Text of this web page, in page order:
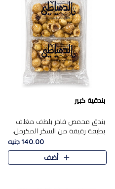
بندقية كبير
بندق محمص فاخر بلطف مغلف
بطبقة رقيقة من السكر المكرمل،
يجمع بين النكهة الغنية ناتي
والقرمشة الراقية المرضية في
حلوى شرقية أنيقه بطابع مميز.
140.00 جنيه
أضف